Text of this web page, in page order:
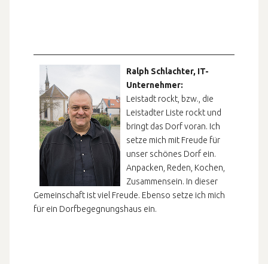
Ralph Schlachter, IT-
Unternehmer:
Leistadt rockt, bzw., die
Leistadter Liste rockt und
bringt das Dorf voran. Ich
setze mich mit Freude für
unser schönes Dorf ein.
Anpacken, Reden, Kochen,
Zusammensein. In dieser
Gemeinschaft ist viel Freude. Ebenso setze ich mich
für ein Dorfbegegnungshaus ein.